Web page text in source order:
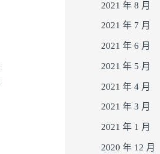
2021 年 8 月
2021 年 7 月
2021 年 6 月
2021 年 5 月
2021 年 4 月
2021 年 3 月
2021 年 1 月
2020 年 12 月